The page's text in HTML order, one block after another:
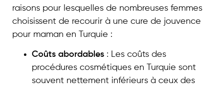
raisons pour lesquelles de nombreuses femmes
choisissent de recourir à une cure de jouvence
pour maman en Turquie :
Coûts abordables : Les coûts des
procédures cosmétiques en Turquie sont
souvent nettement inférieurs à ceux des